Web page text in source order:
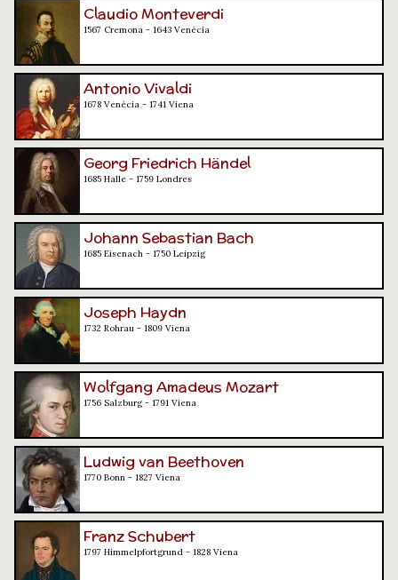
Claudio Monteverdi
1567 Cremona - 1643 Venècia
Antonio Vivaldi
1678 Venècia - 1741 Viena
Georg Friedrich Händel
1685 Halle - 1759 Londres
Johann Sebastian Bach
1685 Eisenach - 1750 Leipzig
Joseph Haydn
1732 Rohrau - 1809 Viena
Wolfgang Amadeus Mozart
1756 Salzburg - 1791 Viena
Ludwig van Beethoven
1770 Bonn - 1827 Viena
Franz Schubert
1797 Himmelpfortgrund - 1828 Viena